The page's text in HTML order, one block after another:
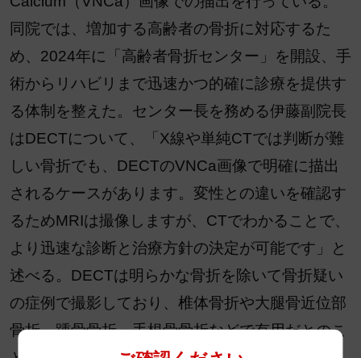
同院では、増加する高齢者の骨折に対応するた
め、2024年に「高齢者骨折センター」を開設、手
術からリハビリまで迅速かつ的確に診療を提供す
る体制を整えた。センター長を務める伊藤副院長
はDECTについて、「X線や単純CTでは判断が難
しい骨折でも、DECTのVNCa画像で明確に描出
されるケースがあります。変性との違いを確認す
るためMRIは撮像しますが、CTでわかることで、
より迅速な診断と治療方針の決定が可能です」と
述べる。DECTは明らかな骨折を除いて骨折疑い
の症例で撮影しており、椎体骨折や大腿骨近位部
骨折、踵骨骨折、手根骨骨折などで有用だとのこ